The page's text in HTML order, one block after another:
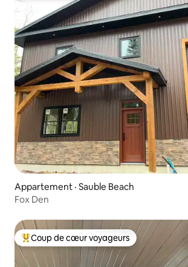
Appartement · Sauble Beach
Fox Den
Coup de cœur voyageurs parmi les plus
Coup de cœur voyageurs